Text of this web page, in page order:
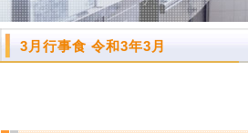
3月行事食 令和3年3月